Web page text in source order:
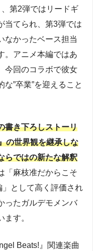
第2弾ではリードギ
当てられ、第3弾では
なかったベース担当
。アニメ本編ではあ
今回のコラボで彼女
”卒業”を迎えること
書き下ろしストーリ
の世界観を継承しな
らではの新たな解釈
「麻枝准だからこそ
として高く評価され
ったガルデモメンバ
す。
Beats!』関連楽曲